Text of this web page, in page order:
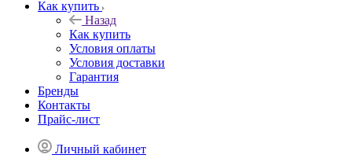
Как купить
Назад
Как купить
Условия оплаты
Условия доставки
Гарантия
Бренды
Контакты
Прайс-лист
Личный кабинет